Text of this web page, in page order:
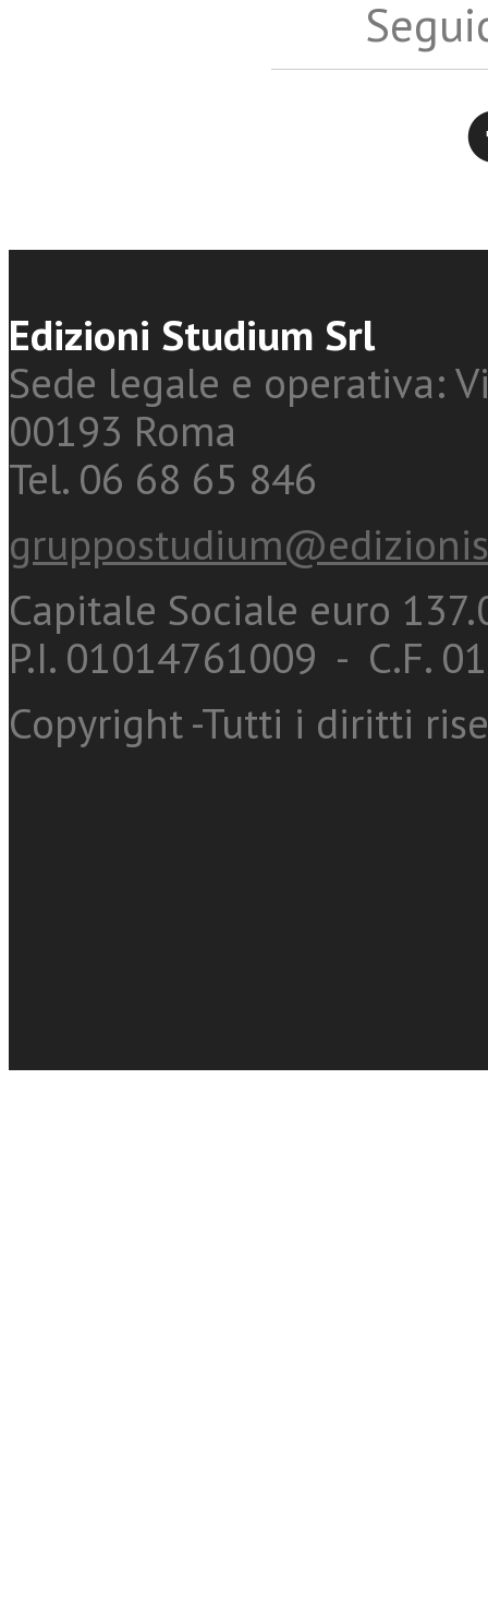
Edizioni Studium Srl
Sede legale e operativa:
00193 Roma
Tel. 06 68 65 846
Capitale Sociale euro
P.I. 01014761009 - C.F.
Copyright -Tutti i diritti